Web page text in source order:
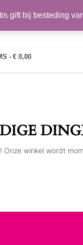
OVER ONS NIEUWS
€ 0,00
Onze winkel wordt
gift bij besteding